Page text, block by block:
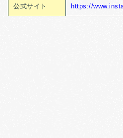
公式サイト https://